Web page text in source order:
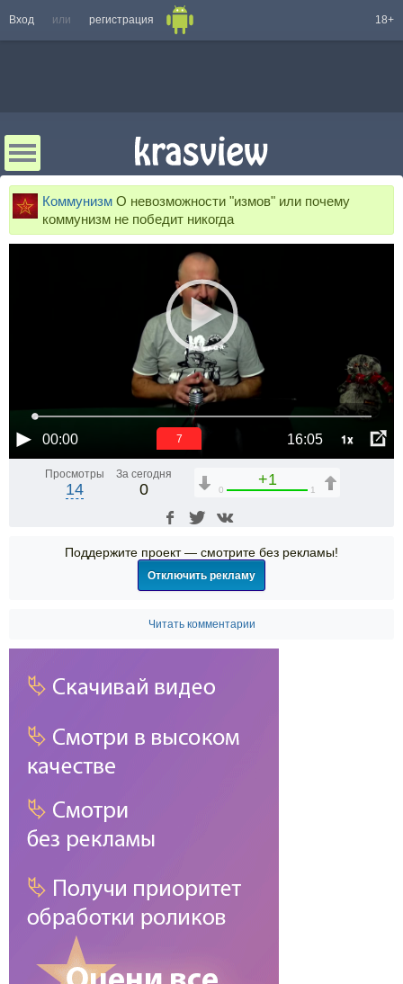
Вход или регистрация 18+
Коммунизм О невозможности "измов" или почему
коммунизм не победит никогда
00:00 16:05 1x
6
Просмотры
14
За сегодня
0
+1
0 1
Поддержите проект — смотрите без рекламы!
Отключить рекламу
Читать комментарии